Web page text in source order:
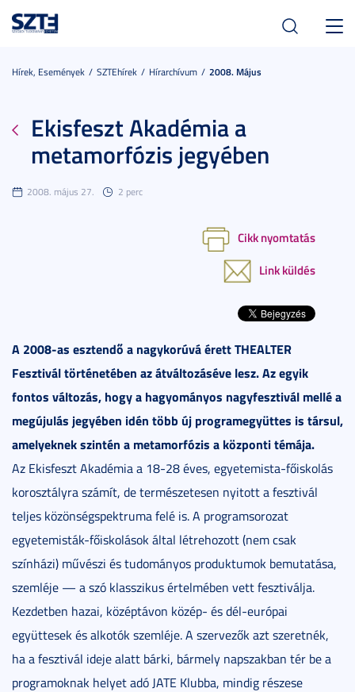
Hírek, Események SZTEhírek Hírarchívum 2008. Május
Ekisfeszt Akadémia a
metamorfózis jegyében
2008. május 27. 2 perc
Cikk nyomtatás
Link küldés
A 2008-as esztendő a nagykorúvá érett THEALTER
Fesztivál történetében az átváltozáséve lesz. Az egyik
fontos változás, hogy a hagyományos nagyfesztivál mellé a
megújulás jegyében idén több új programegyüttes is társul,
amelyeknek szintén a metamorfózis a központi témája.
Az Ekisfeszt Akadémia a 18-28 éves, egyetemista-főiskolás
korosztályra számít, de természetesen nyitott a fesztivál
teljes közönségspektruma felé is. A programsorozat
egyetemisták-főiskolások által létrehozott (nem csak
színházi) művészi és tudományos produktumok bemutatása,
szemléje — a szó klasszikus értelmében vett fesztiválja.
Kezdetben hazai, középtávon közép- és dél-európai
együttesek és alkotók szemléje. A szervezők azt szeretnék,
ha a fesztivál ideje alatt bárki, bármely napszakban tér be a
programoknak helyet adó JATE Klubba, mindig részese